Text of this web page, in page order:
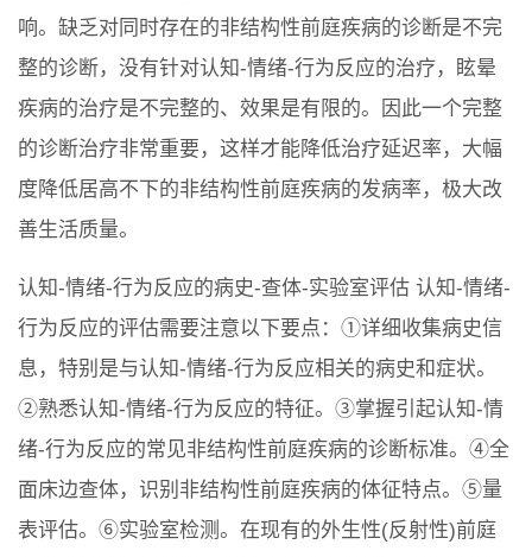
响。缺乏对同时存在的非结构性前庭疾病的诊断是不完
整的诊断，没有针对认知-情绪-行为反应的治疗，眩晕
疾病的治疗是不完整的、效果是有限的。因此一个完整
的诊断治疗非常重要，这样才能降低治疗延迟率，大幅
度降低居高不下的非结构性前庭疾病的发病率，极大改
善生活质量。
认知-情绪-行为反应的病史-查体-实验室评估 认知-情绪-
行为反应的评估需要注意以下要点：①详细收集病史信
息，特别是与认知-情绪-行为反应相关的病史和症状。
②熟悉认知-情绪-行为反应的特征。③掌握引起认知-情
绪-行为反应的常见非结构性前庭疾病的诊断标准。④全
面床边查体，识别非结构性前庭疾病的体征特点。⑤量
表评估。⑥实验室检测。在现有的外生性(反射性)前庭